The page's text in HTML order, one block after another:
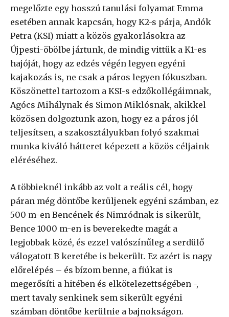
megelőzte egy hosszú tanulási folyamat Emma
esetében annak kapcsán, hogy K2-s párja, Andók
Petra (KSI) miatt a közös gyakorlásokra az
Újpesti-öbölbe jártunk, de mindig vittük a K1-es
hajóját, hogy az edzés végén legyen egyéni
kajakozás is, ne csak a páros legyen fókuszban.
Köszönettel tartozom a KSI-s edzőkollégáimnak,
Agócs Mihálynak és Simon Miklósnak, akikkel
közösen dolgoztunk azon, hogy ez a páros jól
teljesítsen, a szakosztályukban folyó szakmai
munka kiváló hátteret képezett a közös céljaink
eléréséhez.
A többieknél inkább az volt a reális cél, hogy
páran még döntőbe kerüljenek egyéni számban, ez
500 m-en Bencének és Nimródnak is sikerült,
Bence 1000 m-en is beverekedte magát a
legjobbak közé, és ezzel valószínűleg a serdülő
válogatott B keretébe is bekerült. Ez azért is nagy
előrelépés – és bízom benne, a fiúkat is
megerősíti a hitében és elkötelezettségében -,
mert tavaly senkinek sem sikerült egyéni
számban döntőbe kerülnie a bajnokságon.